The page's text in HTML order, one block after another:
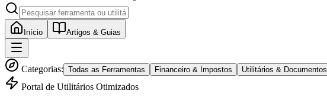
Início Artigos & Guias
Categorias: Todas as Ferramentas Financeiro & Impostos Utilitários & Documentos
Portal de Utilitários Otimizados